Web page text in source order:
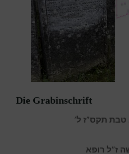
Die Grabinschrift
טבת תקס”ז ל’
ז”ל רופא